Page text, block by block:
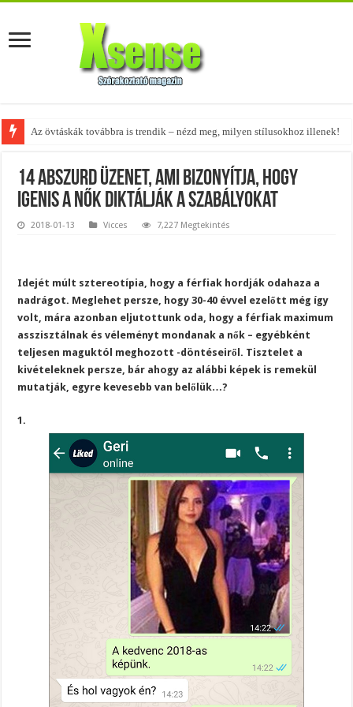
Az övtáskák továbbra is trendik – nézd meg, milyen stílusokhoz illenek!
14 abszurd üzenet, ami bizonyítja, hogy
igenis a nők diktálják a szabályokat
2018-01-13 Vicces 7,227 Megtekintés
Idejét múlt sztereotípia, hogy a férfiak hordják odahaza a
nadrágot. Meglehet persze, hogy 30-40 évvel ezelőtt még így
volt, mára azonban eljutottunk oda, hogy a férfiak maximum
asszisztálnak és véleményt mondanak a nők – egyébként
teljesen maguktól meghozott -döntéseiről. Tisztelet a
kivételeknek persze, bár ahogy az alábbi képek is remekül
mutatják, egyre kevesebb van belőlük…?
1.